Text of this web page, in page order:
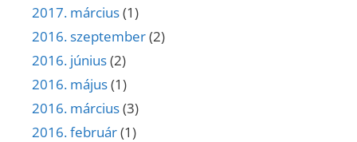
2017. március(1)
2016. szeptember(2)
2016. június(2)
2016. május(1)
2016. március(3)
2016. február(1)